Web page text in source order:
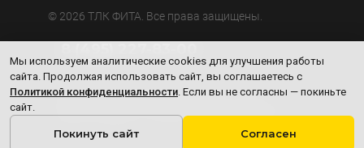
© 2026 ТЛК ФИТА. Все права защищены.
Информация, представленная на сайте, носит
исключительно справочный характер и не является
Окончательные цены, технические характеристики и
Мы используем аналитические cookies для улучшения работы
сайта. Продолжая использовать сайт, вы соглашаетесь с
Политикой конфиденциальности. Если вы не согласны — покиньте
сайт.
Покинуть сайт Согласен